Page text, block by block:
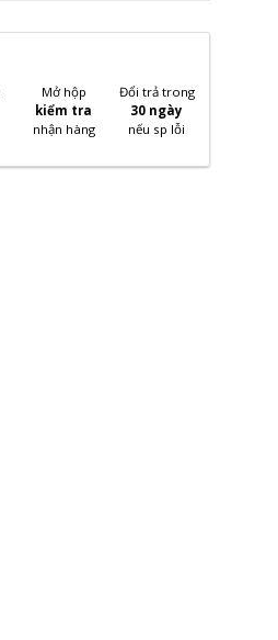
Mở hộp
kiểm tra
nhận hàng
Đổi trả trong
30 ngày
nếu sp lỗi